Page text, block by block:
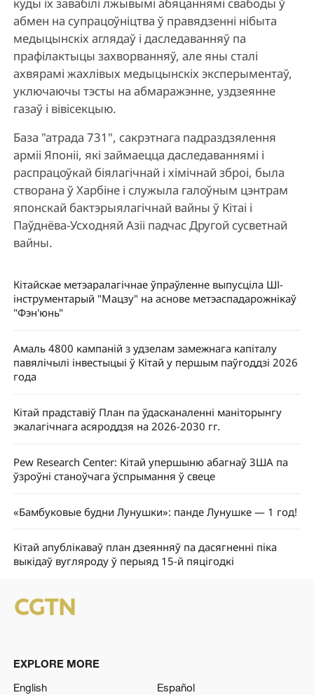
абмен на супрацоўніцтва ў правядзенні нібыта
медыцынскіх аглядаў і даследаванняў па
прафілактыцы захворванняў, але яны сталі
ахвярамі жахлівых медыцынскіх эксперыментаў,
уключаючы тэсты на абмаражэнне, уздзеянне
газаў і вівісекцыю.
База "атрада 731", сакрэтнага падраздзялення
арміі Японіі, які займаецца даследаваннямі і
распрацоўкай біялагічнай і хімічнай зброі, была
створана ў Харбіне і служыла галоўным цэнтрам
японскай бактэрыялагічнай вайны ў Кітаі і
Паўднёва-Усходняй Азіі падчас Другой сусветнай
вайны.
Кітайскае метэаралагічнае ўпраўленне выпусціла ШІ-
інструментарый "Мацзу" на аснове метэаспадарожнікаў
"Фэн'юнь"
Амаль 4800 кампаній з удзелам замежнага капіталу
павялічылі інвестыцыі ў Кітай у першым паўгоддзі 2026
года
Кітай прадставіў План па ўдасканаленні маніторынгу
экалагічнага асяроддзя на 2026-2030 гг.
Pew Research Center: Кітай упершыню абагнаў ЗША па
ўзроўні станоўчага ўспрымання ў свеце
«Бамбуковые будни Лунушки»: панде Лунушке — 1 год!
Кітай апублікаваў план дзеянняў па дасягненні піка
выкідаў вугляроду ў перыяд 15-й пяцігодкі
EXPLORE MORE
English
Español